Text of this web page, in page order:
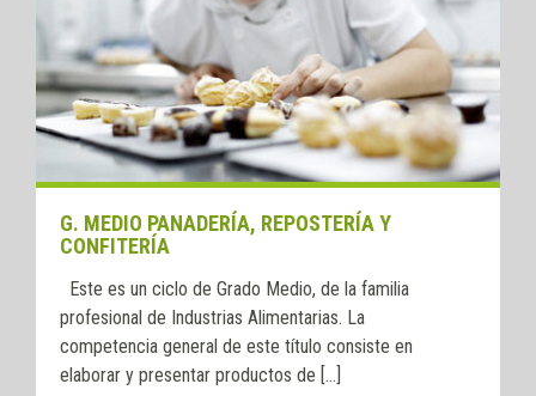
G. MEDIO PANADERÍA, REPOSTERÍA Y
CONFITERÍA
Este es un ciclo de Grado Medio, de la familia
profesional de Industrias Alimentarias. La
competencia general de este título consiste en
elaborar y presentar productos de [...]